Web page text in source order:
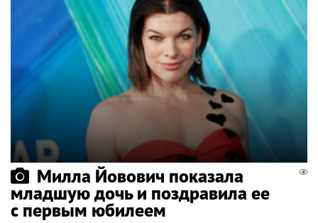
Милла Йовович показала
младшую дочь и поздравила ее
с первым юбилеем